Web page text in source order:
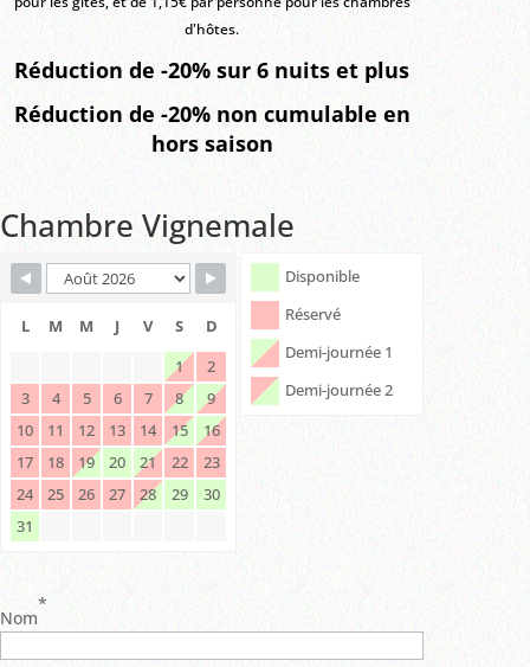
d'hôtes.
Réduction de -20% sur 6 nuits et plus
Réduction de -20% non cumulable en
hors saison
Skip Booking Form
Chambre Vignemale
Disponible
Réservé
Demi-journée 1
Demi-journée 2
L M M J V S
D
1
2
3
4 5 6 7 8
9
10
11 12 13 14 15
16
17
18 19 20 21 22
23
24
25 26 27 28 29
30
31
Nom
*